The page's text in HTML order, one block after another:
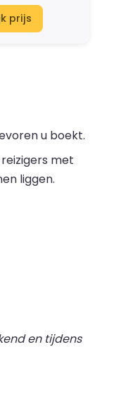
prijs
u boekt.
met
liggen.
en tijdens